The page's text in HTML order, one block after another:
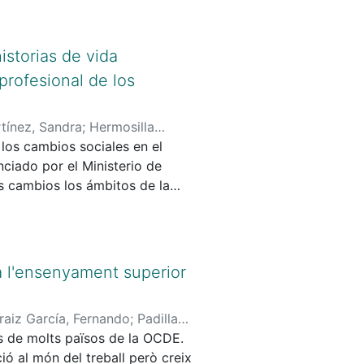
del mayor o la mayor.
Digitals Educatives
etc., per gestionar les
de 1r de primaria i fins a
a la llar amb aquestes
fill o filla més gran.
de vida
de los
Sandra; Hermosilla
;Padilla Petry, Paulo
Cid Reborido, Alicia;
;Ruiz Álvarez, Rafael;
cambios sociales en el
por el Ministerio de
cambios los ámbitos de la
cambio económico,
españolas en la vida y la
el contexto nacional y
tantos docentes
significativa al
l'ensenyament superior
García, Fernando; Padilla
Segura, Roser
molts països de la OCDE.
al món del treball però creix